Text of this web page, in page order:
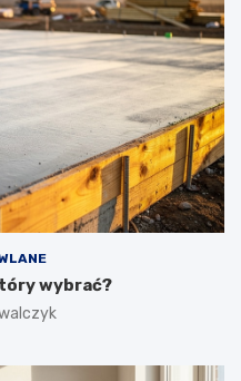
wybrać?